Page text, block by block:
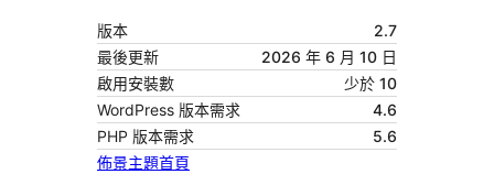
版本
2.7
最後更新
2026 年 6 月 10 日
啟用安裝數
少於 10
WordPress 版本需求
4.6
PHP 版本需求
5.6
佈景主題首頁